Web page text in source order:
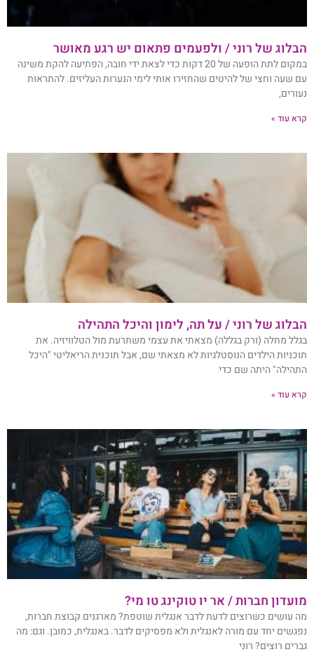
הבלוג של רוני / ולפעמים פתאום יש רגע מאושר
במקום לתת הופעה של 20 דקות כדי לצאת ידי חובה, הפתיעה להקת משינה
עם שעה וחצי של להיטים שהחזירו אותי לימי הנערות העליזים. להתראות
נעורים,
קרא עוד »
הבלוג של רוני / על תה, לימון והיכל התהילה
בגלל מחלה (ורק בגללה) מצאתי את עצמי משתרעת מול הטלוויזיה. את
תוכניות הילדים הנוסטלגיות לא מצאתי שם, אבל תוכנית הריאליטי "היכל
התהילה" היתה שם כדי
קרא עוד »
מועדון חברות / אר יו טוקינג טו מי?
מה עושים כשרוצים לדעת לדבר אנגלית שוטפת? מארגנים קבוצת חברות,
נפגשים יחד עם מורה לאנגלית ולא מפסיקים לדבר. באנגלית, כמובן. וגם: מה
גברים רוצים? רוני